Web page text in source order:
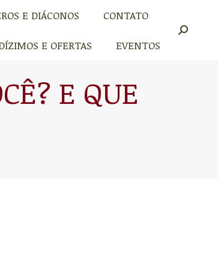
E DIÁCONOS CONTATO
E OFERTAS EVENTOS
Buscar
E QUE
E DIÁCONOS
CONTATO
DÍZIMOS E OFERTAS
Buscar